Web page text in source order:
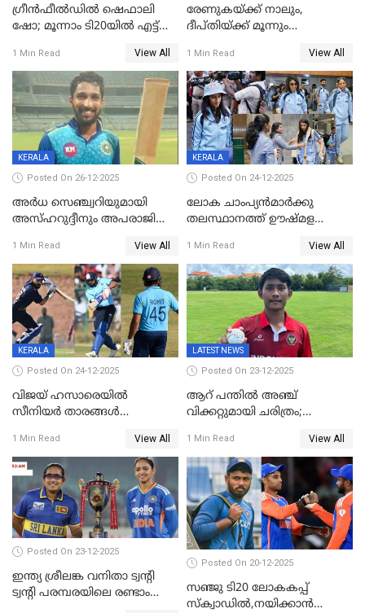
ഗ്രീന്‍ഫീല്‍ഡില്‍ ഷെഫാലി
ഷോ; മൂന്നാം ടി20യിൽ എട്ട്
വനിതകള്‍ക്കെതിരായ ടി20
പരമ്പര ഇന്ത്യക്ക്
1 Min Read View All
രേണുകയ്ക്ക് നാലും,
ദീപ്തിയ്ക്ക് മൂന്നും
ടി20യിലും ശ്രീലങ്കയ്ക്ക്
ബാറ്റിംഗ് തകര്‍ച്ച; ഇന്ത്യയ്ക്ക്
വിജയലക്ഷ്യം 113 റൺസ്
1 Min Read View All
KERALA
Posted On 26-12-2025
അർധ സെഞ്ച്വറിയുമായി
അസ്ഹറുദ്ദീനും അപരാജിതും
റൺസ് വിജയലക്ഷ്യമുയർത്തി
കേരളം
1 Min Read View All
KERALA
Posted On 24-12-2025
ലോക ചാംപ്യൻമാർക്കു
തലസ്ഥാനത്ത് ഊഷ്മള
മത്സരം ജയിച്ചാൽ ഇന്ത്യയ്ക്കു
പരമ്പര
1 Min Read View All
KERALA
Posted On 24-12-2025
വിജയ് ഹസാരെയിൽ
സീനിയർ താരങ്ങൾ
സച്ചിന്‍റെ റെക്കോഡ് മറികടന്ന്
കോഹ്‌ലി, രോഹിത്
വാർണർക്കൊപ്പം
1 Min Read View All
LATEST NEWS
Posted On 23-12-2025
ആറ് പന്തിൽ അഞ്ച്
വിക്കറ്റുമായി ചരിത്രം;
റെക്കോഡുമായി
ഇന്തോനേഷ്യൻ താരം
1 Min Read View All
Posted On 23-12-2025
ഇന്ത്യ ശ്രീലങ്ക വനിതാ ട്വന്റി
ട്വന്റി പരമ്പരയിലെ രണ്ടാം
Posted On 20-12-2025
സഞ്ജു ടി20 ലോകകപ്പ്
സ്‌ക്വാഡിൽ,നയിക്കാൻ